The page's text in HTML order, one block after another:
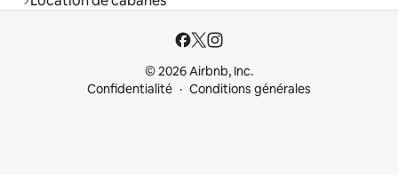
© 2026 Airbnb, Inc.
Confidentialité
Conditions générales